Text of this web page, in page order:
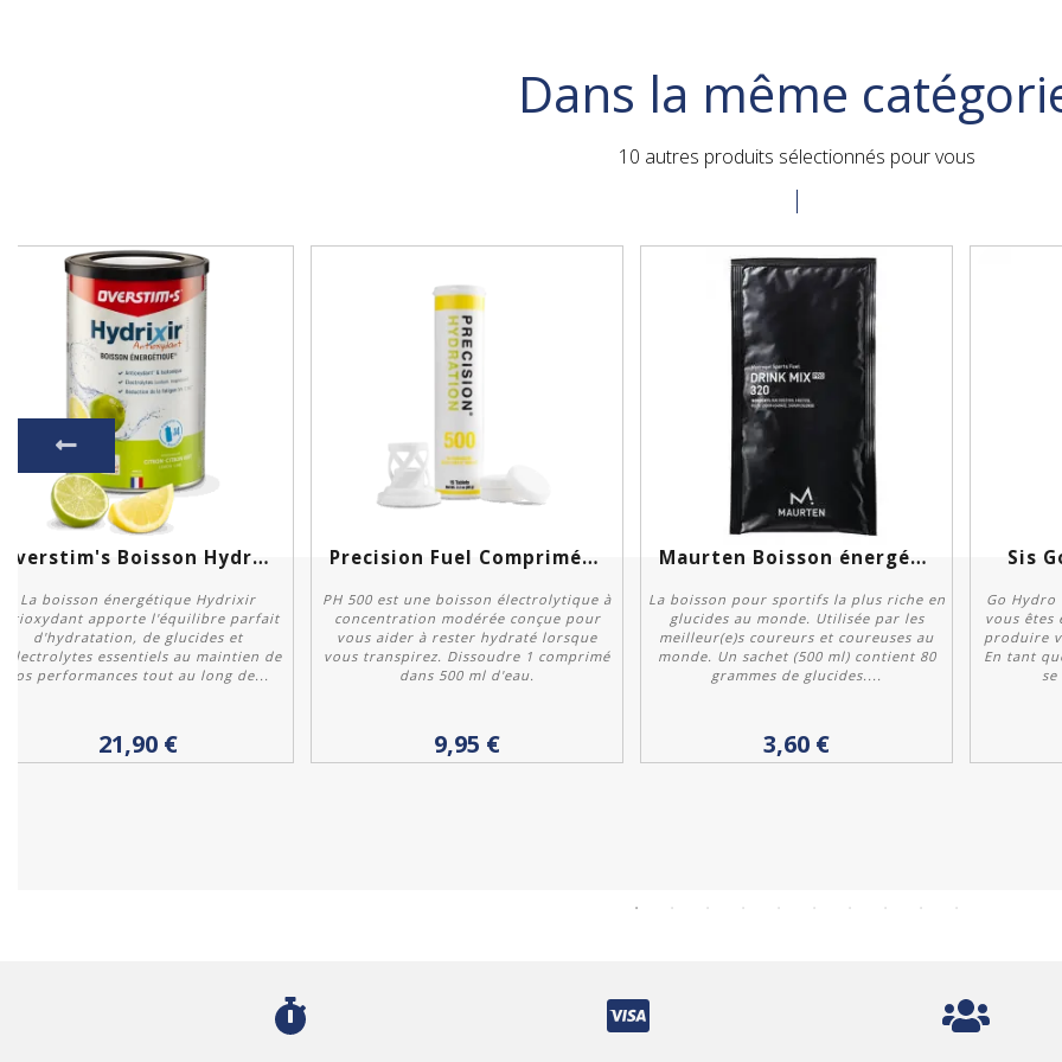
Dans la même
10 autres produits sélectionnés pour vous
Personnaliser
Overstim's Boisson Hydrixir...
La boisson énergétique Hydrixir
apporte l'équilibre parfait
d'hydratation, de glucides et
essentiels au maintien de
vos performances tout au long de...
21,90 €
Acheter
Precision Fuel Comprimés...
PH 500 est une boisson électrolytique à
concentration modérée conçue pour
vous aider à rester hydraté lorsque
vous transpirez. Dissoudre 1 comprimé
dans 500 ml d'eau.
9,95 €
Acheter
Maurten Boisson énergétique...
La boisson pour sportifs la plus riche en
glucides au monde. Utilisée par les
meilleur(e)s coureurs et coureuses au
monde. Un sachet (500 ml) contient 80
grammes de glucides....
3,60 €
Sis
Go
vous êtes
produire
En tant